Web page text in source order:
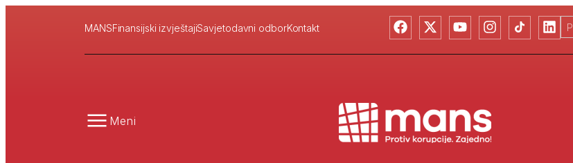
MANSFinansijski izvještajiSavjetodavni odborKontakt
Meni